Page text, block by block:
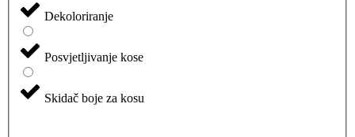
Dekoloriranje
Posvjetljivanje kose
Skidač boje za kosu